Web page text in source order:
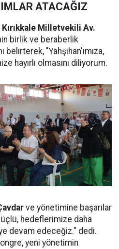
ATACAĞIZ
Kırıkkale Milletvekili Av.
birlik ve beraberlik
"Yahşihan'ımıza,
hayırlı olmasını diliyorum.
ve yönetimine başarılar
hedeflerimize daha
devam edeceğiz." dedi.
yeni yönetimin